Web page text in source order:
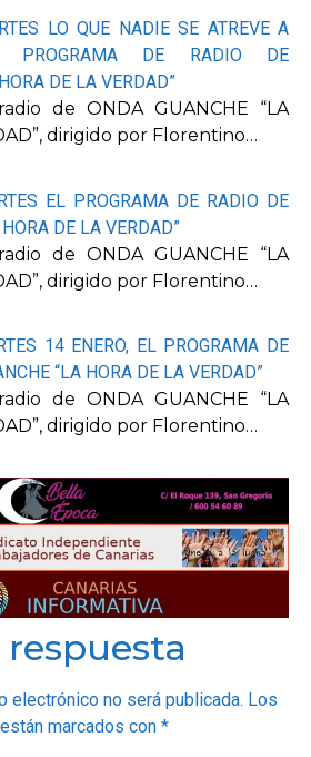
LO QUE NADIE SE ATREVE A
PROGRAMA DE RADIO DE
DE LA VERDAD”
de ONDA GUANCHE “LA
dirigido por Florentino…
EL PROGRAMA DE RADIO DE
DE LA VERDAD”
de ONDA GUANCHE “LA
dirigido por Florentino…
14 ENERO, EL PROGRAMA DE
“LA HORA DE LA VERDAD”
de ONDA GUANCHE “LA
dirigido por Florentino…
electrónico no será publicada. Los
marcados con *